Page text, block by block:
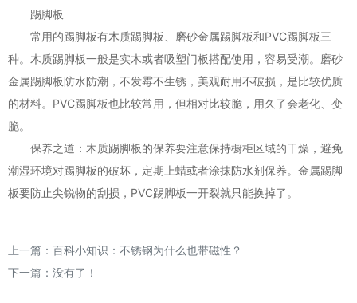
踢脚板
常用的踢脚板有木质踢脚板、磨砂金属踢脚板和PVC踢脚板三
种。木质踢脚板一般是实木或者吸塑门板搭配使用，容易受潮。磨砂
金属踢脚板防水防潮，不发霉不生锈，美观耐用不破损，是比较优质
的材料。PVC踢脚板也比较常用，但相对比较脆，用久了会老化、变
脆。
保养之道：木质踢脚板的保养要注意保持橱柜区域的干燥，避免
潮湿环境对踢脚板的破坏，定期上蜡或者涂抹防水剂保养。金属踢脚
板要防止尖锐物的刮损，PVC踢脚板一开裂就只能换掉了。
上一篇： 百科小知识：不锈钢为什么也带磁性？
下一篇：没有了！